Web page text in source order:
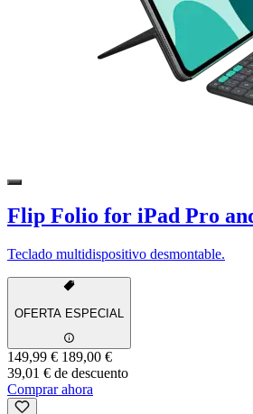
Flip Folio for iPad Pro
Teclado multidispositivo desmontable.
OFERTA ESPECIAL
149,99 € 189,00 €
39,01 € de descuento
Comprar ahora